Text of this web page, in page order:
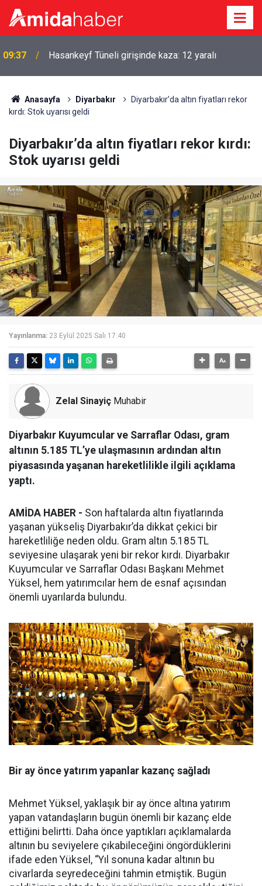
09:26
Feti Yıldız: Çerçeve yasa 430’un üzerinde oyla
kabul edilecek
Anasayfa Diyarbakır
Diyarbakır’da altın fiyatları rekor
kırdı: Stok uyarısı geldi
Diyarbakır’da altın fiyatları rekor kırdı:
Stok uyarısı geldi
Yayınlanma: 23 Eylül 2025 Salı 17:40
Zelal Sinayiç Muhabir
Diyarbakır Kuyumcular ve Sarraflar Odası, gram
altının 5.185 TL’ye ulaşmasının ardından altın
piyasasında yaşanan hareketlilikle ilgili açıklama
yaptı.
AMİDA HABER - Son haftalarda altın fiyatlarında
yaşanan yükseliş Diyarbakır’da dikkat çekici bir
hareketliliğe neden oldu. Gram altın 5.185 TL
seviyesine ulaşarak yeni bir rekor kırdı. Diyarbakır
Kuyumcular ve Sarraflar Odası Başkanı Mehmet
Yüksel, hem yatırımcılar hem de esnaf açısından
önemli uyarılarda bulundu.
Bir ay önce yatırım yapanlar kazanç sağladı
Mehmet Yüksel, yaklaşık bir ay önce altına yatırım
yapan vatandaşların bugün önemli bir kazanç elde
ettiğini belirtti. Daha önce yaptıkları açıklamalarda
altının bu seviyelere çıkabileceğini öngördüklerini
ifade eden Yüksel, “Yıl sonuna kadar altının bu
civarlarda seyredeceğini tahmin etmiştik. Bugün